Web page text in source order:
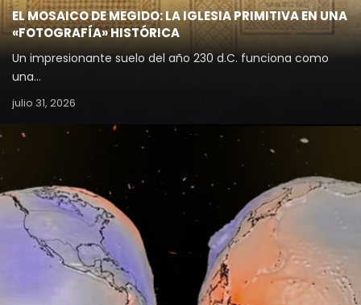
EL MOSAICO DE MEGIDO: LA IGLESIA PRIMITIVA EN UNA
«FOTOGRAFÍA» HISTÓRICA
Un impresionante suelo del año 230 d.C. funciona como
una…
julio 31, 2026